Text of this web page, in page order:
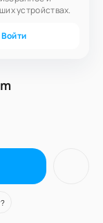
устройствах.
Войти